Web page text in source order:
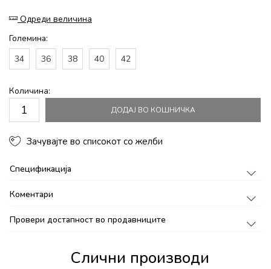
Одреди величина
Големина:
34
36 38 40 42
Количина:
ДОДАЈ ВО КОШНИЧКА
Зачувајте во списокот со желби
Спецификација
Коментари
Провери достапност во продавниците
Слични производи